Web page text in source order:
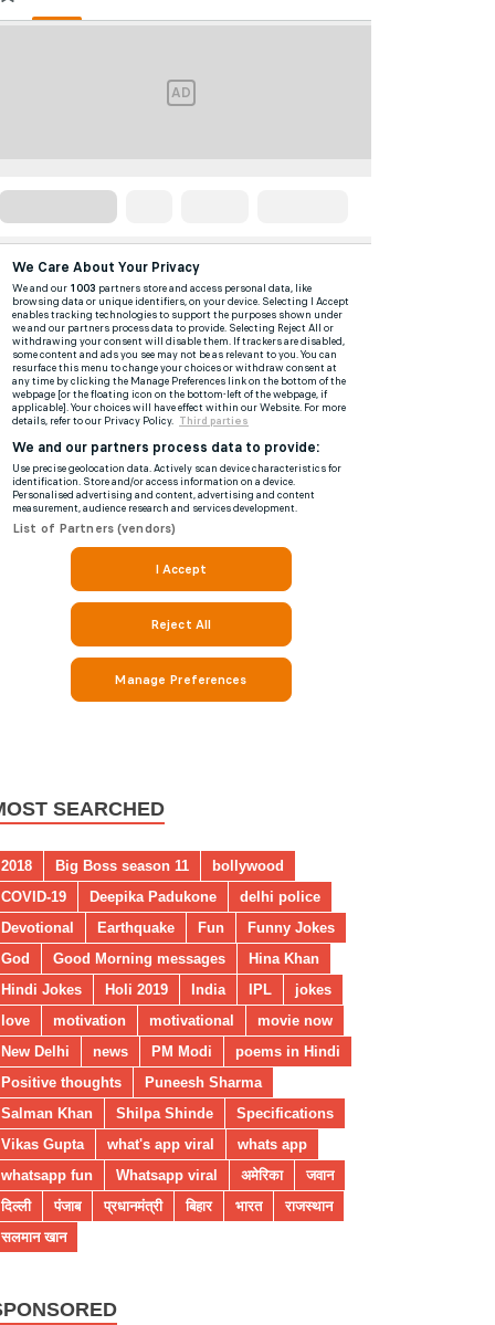
SEARCHED
2018 Big Boss season 11
bollywood
COVID-19
Deepika Padukone
delhi police
Devotional
Earthquake Fun
Funny Jokes
God
Good Morning messages
Hina Khan
Hindi Jokes
Holi 2019 India IPL
jokes
love
motivation motivational
movie now
New Delhi
news PM Modi
poems in Hindi
Positive thoughts
Puneesh Sharma
Salman Khan
Shilpa Shinde
Specifications
Vikas Gupta
what's app viral
whats app
whatsapp fun
Whatsapp viral अमेरिका
जवान
दिल्ली
पंजाब प्रधानमंत्री बिहार भारत
राजस्थान
सलमान खान